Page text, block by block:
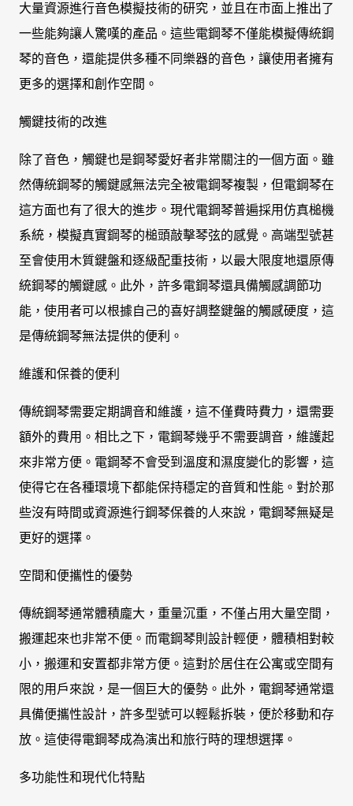
大量資源進行音色模擬技術的研究，並且在市面上推出了
一些能夠讓人驚嘆的產品。這些電鋼琴不僅能模擬傳統鋼
琴的音色，還能提供多種不同樂器的音色，讓使用者擁有
更多的選擇和創作空間。
觸鍵技術的改進
除了音色，觸鍵也是鋼琴愛好者非常關注的一個方面。雖
然傳統鋼琴的觸鍵感無法完全被電鋼琴複製，但電鋼琴在
這方面也有了很大的進步。現代電鋼琴普遍採用仿真槌機
系統，模擬真實鋼琴的槌頭敲擊琴弦的感覺。高端型號甚
至會使用木質鍵盤和逐級配重技術，以最大限度地還原傳
統鋼琴的觸鍵感。此外，許多電鋼琴還具備觸感調節功
能，使用者可以根據自己的喜好調整鍵盤的觸感硬度，這
是傳統鋼琴無法提供的便利。
維護和保養的便利
傳統鋼琴需要定期調音和維護，這不僅費時費力，還需要
額外的費用。相比之下，電鋼琴幾乎不需要調音，維護起
來非常方便。電鋼琴不會受到溫度和濕度變化的影響，這
使得它在各種環境下都能保持穩定的音質和性能。對於那
些沒有時間或資源進行鋼琴保養的人來說，電鋼琴無疑是
更好的選擇。
空間和便攜性的優勢
傳統鋼琴通常體積龐大，重量沉重，不僅占用大量空間，
搬運起來也非常不便。而電鋼琴則設計輕便，體積相對較
小，搬運和安置都非常方便。這對於居住在公寓或空間有
限的用戶來說，是一個巨大的優勢。此外，電鋼琴通常還
具備便攜性設計，許多型號可以輕鬆拆裝，便於移動和存
放。這使得電鋼琴成為演出和旅行時的理想選擇。
多功能性和現代化特點